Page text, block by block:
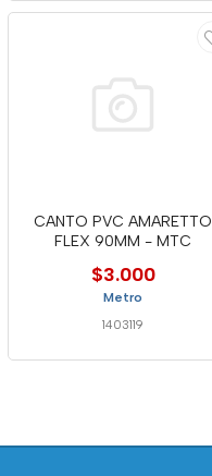
CANTO PVC AMARETTO
FLEX 90MM - MTC
$3.000
Metro
1403119